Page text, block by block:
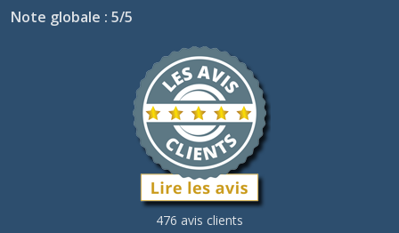
Note globale : 5/5
476 avis clients